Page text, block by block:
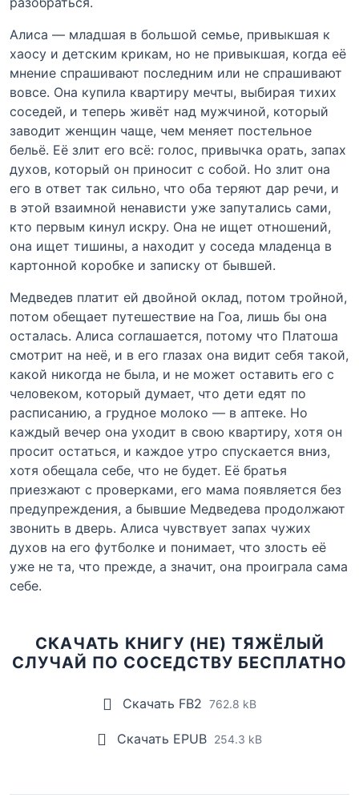
Алиса — младшая в большой семье, привыкшая к
хаосу и детским крикам, но не привыкшая, когда её
мнение спрашивают последним или не спрашивают
вовсе. Она купила квартиру мечты, выбирая тихих
соседей, и теперь живёт над мужчиной, который
заводит женщин чаще, чем меняет постельное
бельё. Её злит его всё: голос, привычка орать, запах
духов, который он приносит с собой. Но злит она
его в ответ так сильно, что оба теряют дар речи, и
в этой взаимной ненависти уже запутались сами,
кто первым кинул искру. Она не ищет отношений,
она ищет тишины, а находит у соседа младенца в
картонной коробке и записку от бывшей.
Медведев платит ей двойной оклад, потом тройной,
потом обещает путешествие на Гоа, лишь бы она
осталась. Алиса соглашается, потому что Платоша
смотрит на неё, и в его глазах она видит себя такой,
какой никогда не была, и не может оставить его с
человеком, который думает, что дети едят по
расписанию, а грудное молоко — в аптеке. Но
каждый вечер она уходит в свою квартиру, хотя он
просит остаться, и каждое утро спускается вниз,
хотя обещала себе, что не будет. Её братья
приезжают с проверками, его мама появляется без
предупреждения, а бывшие Медведева продолжают
звонить в дверь. Алиса чувствует запах чужих
духов на его футболке и понимает, что злость её
уже не та, что прежде, а значит, она проиграла сама
себе.
СКАЧАТЬ КНИГУ (НЕ) ТЯЖЁЛЫЙ
СЛУЧАЙ ПО СОСЕДСТВУ БЕСПЛАТНО
Скачать FB2 762.8 kB
Скачать EPUB 254.3 kB